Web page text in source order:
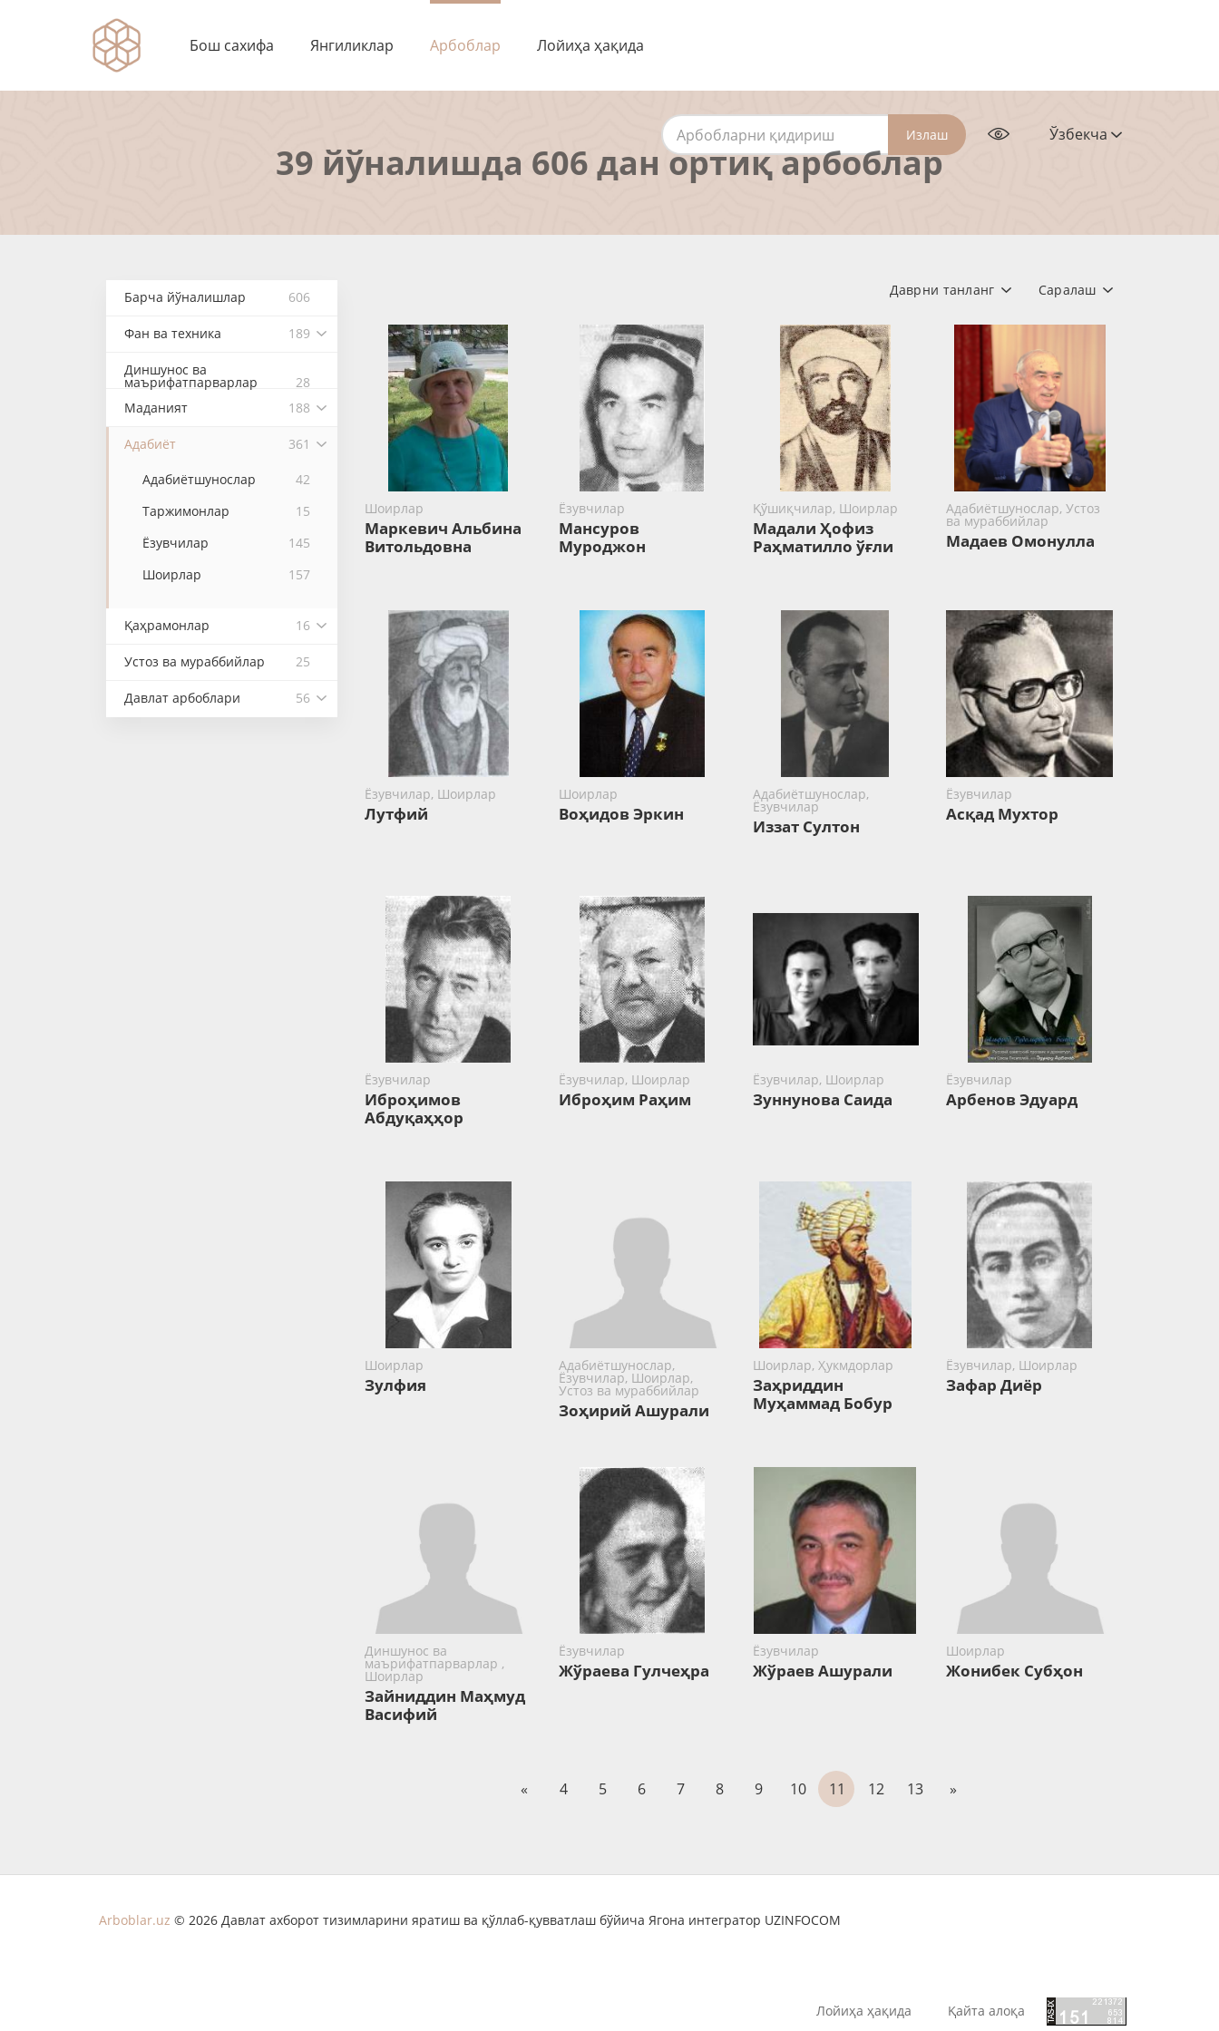
Бош сахифа Янгиликлар Арбоблар Лойиҳа ҳақида
Излаш Ўзбекча
39 йўналишда 606 дан ортиқ арбоблар
Барча йўналишлар 606
Фан ва техника 189
Диншунос ва
маърифатпарварлар
28
Маданият
188
Адабиёт 361
Адабиётшунослар
42
Таржимонлар
15
Ёзувчилар
145
Шоирлар
157
Қаҳрамонлар 16
Устоз ва мураббийлар 25
Давлат арбоблари 56
Саралаш
Даврни танланг
Шоирлар
Маркевич Альбина
Витольдовна
Ёзувчилар
Мансуров
Муроджон
Қўшиқчилар, Шоирлар
Мадали Ҳофиз
Раҳматилло ўғли
Адабиётшунослар, Устоз
ва мураббийлар
Мадаев Омонулла
Ёзувчилар, Шоирлар
Лутфий
Шоирлар
Воҳидов Эркин
Адабиётшунослар,
Ёзувчилар
Иззат Султон
Ёзувчилар
Асқад Мухтор
Ёзувчилар
Иброҳимов
Абдуқаҳҳор
Ёзувчилар, Шоирлар
Иброҳим Раҳим
Ёзувчилар, Шоирлар
Зуннунова Саида
Ёзувчилар
Арбенов Эдуард
Шоирлар
Зулфия
Адабиётшунослар,
Ёзувчилар, Шоирлар,
Устоз ва мураббийлар
Зоҳирий Ашурали
Шоирлар, Ҳукмдорлар
Заҳриддин
Муҳаммад Бобур
Ёзувчилар, Шоирлар
Зафар Диёр
Диншунос ва
маърифатпарварлар ,
Шоирлар
Зайниддин Маҳмуд
Васифий
Ёзувчилар
Жўраева Гулчеҳра
Ёзувчилар
Жўраев Ашурали
Шоирлар
Жонибек Субҳон
« 4 5 6 7 8 9 10 11 12 13 »
Arboblar.uz © 2026 Давлат ахборот тизимларини яратиш ва қўллаб-қувватлаш бўйича Ягона интегратор UZINFOCOM
Лойиҳа ҳақида Қайта алоқа